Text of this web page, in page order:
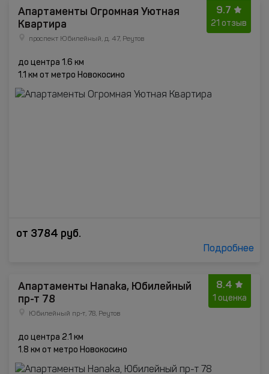
9.7
21 отзыв
Апартаменты Огромная Уютная
Квартира
проспект Юбилейный, д. 47, Реутов
до центра 1.6 км
1.1 км от метро Новокосино
от 3784 руб.
Подробнее
8.4
1 оценка
Апартаменты Hanaka, Юбилейный
пр-т 78
Юбилейный пр-т, 78, Реутов
до центра 2.1 км
1.8 км от метро Новокосино